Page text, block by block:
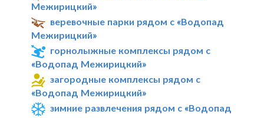
Межирицкий»
веревочные парки рядом с «Водопад
Межирицкий»
горнолыжные комплексы рядом с
«Водопад Межирицкий»
загородные комплексы рядом с
«Водопад Межирицкий»
зимние развлечения рядом с «Водопад